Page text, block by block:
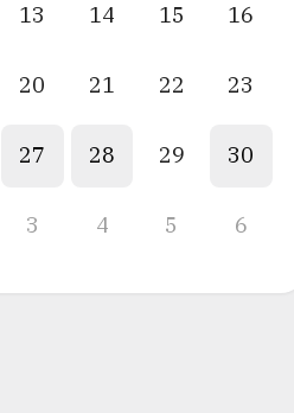
13 14 15 16
20 21 22 23
27 28 29 30
3 4 5 6